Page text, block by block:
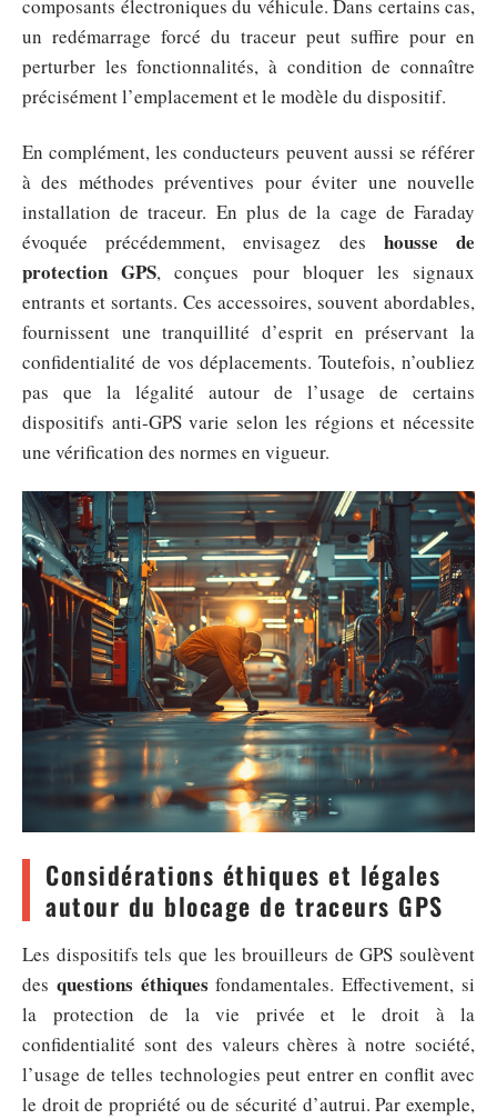
composants électroniques du véhicule. Dans certains cas,
un redémarrage forcé du traceur peut suffire pour en
perturber les fonctionnalités, à condition de connaître
précisément l’emplacement et le modèle du dispositif.
En complément, les conducteurs peuvent aussi se référer
à des méthodes préventives pour éviter une nouvelle
installation de traceur. En plus de la cage de Faraday
évoquée précédemment, envisagez des housse de
protection GPS, conçues pour bloquer les signaux
entrants et sortants. Ces accessoires, souvent abordables,
fournissent une tranquillité d’esprit en préservant la
confidentialité de vos déplacements. Toutefois, n’oubliez
pas que la légalité autour de l’usage de certains
dispositifs anti-GPS varie selon les régions et nécessite
une vérification des normes en vigueur.
Considérations éthiques et légales
autour du blocage de traceurs GPS
Les dispositifs tels que les brouilleurs de GPS soulèvent
des questions éthiques fondamentales. Effectivement, si
la protection de la vie privée et le droit à la
confidentialité sont des valeurs chères à notre société,
l’usage de telles technologies peut entrer en conflit avec
le droit de propriété ou de sécurité d’autrui. Par exemple,